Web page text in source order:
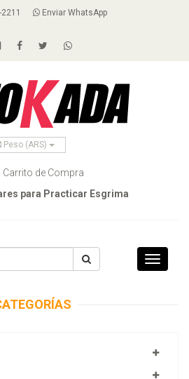
Enviar WhatsApp
Peso (ARS)
Carrito de Compra
para Practicar Esgrima
Toggle